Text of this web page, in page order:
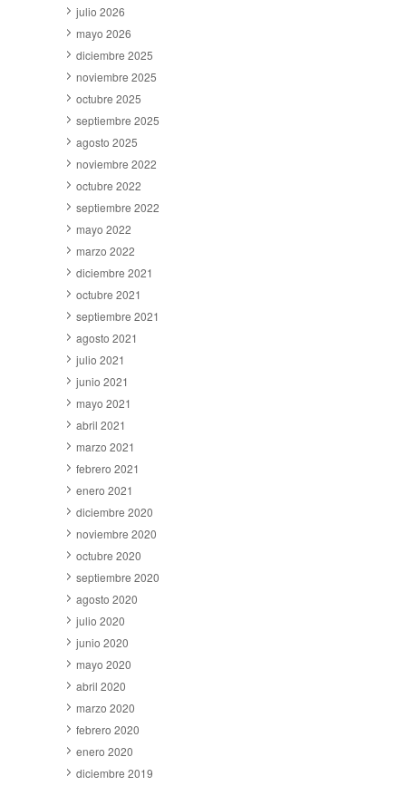
julio 2026
mayo 2026
diciembre 2025
noviembre 2025
octubre 2025
septiembre 2025
agosto 2025
noviembre 2022
octubre 2022
septiembre 2022
mayo 2022
marzo 2022
diciembre 2021
octubre 2021
septiembre 2021
agosto 2021
julio 2021
junio 2021
mayo 2021
abril 2021
marzo 2021
febrero 2021
enero 2021
diciembre 2020
noviembre 2020
octubre 2020
septiembre 2020
agosto 2020
julio 2020
junio 2020
mayo 2020
abril 2020
marzo 2020
febrero 2020
enero 2020
diciembre 2019